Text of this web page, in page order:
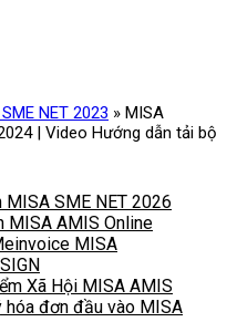
MISA SME NET 2026
MISA AMIS Online
MISA
Xã Hội MISA AMIS
hóa đơn đầu vào MISA
NET 2023 » MISA
| Video Hướng dẫn tải bộ